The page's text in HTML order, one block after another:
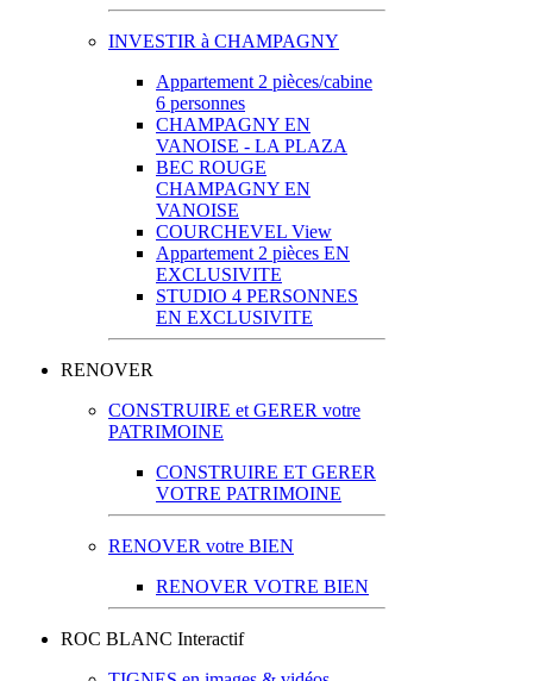
INVESTIR à CHAMPAGNY
Appartement 2 pièces/cabine
6 personnes
CHAMPAGNY EN
VANOISE - LA PLAZA
BEC ROUGE
CHAMPAGNY EN
VANOISE
COURCHEVEL View
Appartement 2 pièces EN
EXCLUSIVITE
STUDIO 4 PERSONNES
EN EXCLUSIVITE
RENOVER
CONSTRUIRE et GERER votre
PATRIMOINE
CONSTRUIRE ET GERER
VOTRE PATRIMOINE
RENOVER votre BIEN
RENOVER VOTRE BIEN
ROC BLANC Interactif